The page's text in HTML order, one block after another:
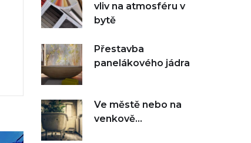
vliv na atmosféru v
bytě
Přestavba
panelákového jádra
Ve městě nebo na
venkově…